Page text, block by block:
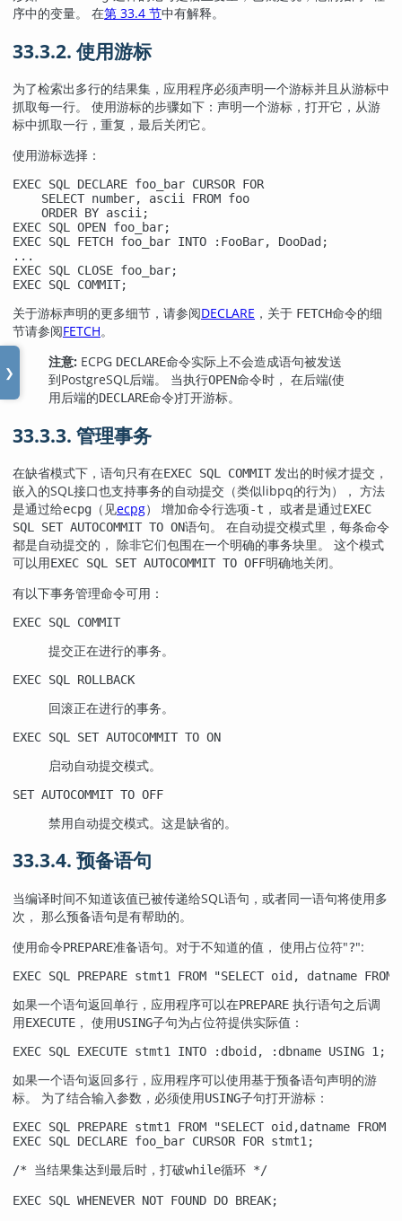
❯
序中的变量。 在第 33.4 节中有解释。
33.3.2. 使用游标
为了检索出多行的结果集，应用程序必须声明一个游标并且从游标中
抓取每一行。 使用游标的步骤如下：声明一个游标，打开它，从游
标中抓取一行，重复，最后关闭它。
使用游标选择：
EXEC SQL DECLARE foo_bar CURSOR FOR
    SELECT number, ascii FROM foo
    ORDER BY ascii;
EXEC SQL OPEN foo_bar;
EXEC SQL FETCH foo_bar INTO :FooBar, DooDad;
...
EXEC SQL CLOSE foo_bar;
EXEC SQL COMMIT;
关于游标声明的更多细节，请参阅DECLARE ，关于 FETCH命令的细
节请参阅FETCH。
注意: ECPG DECLARE命令实际上不会造成语句被发送
到PostgreSQL后端。 当执行OPEN命令时， 在后端(使
用后端的DECLARE命令)打开游标。
33.3.3. 管理事务
在缺省模式下，语句只有在EXEC SQL COMMIT 发出的时候才提交，
嵌入的SQL接口也支持事务的自动提交（类似libpq的行为）， 方法
是通过给ecpg （见ecpg） 增加命令行选项-t ， 或者是通过EXEC
SQL SET AUTOCOMMIT TO ON语句。 在自动提交模式里，每条命令
都是自动提交的， 除非它们包围在一个明确的事务块里。 这个模式
可以用EXEC SQL SET AUTOCOMMIT TO OFF明确地关闭。
有以下事务管理命令可用：
EXEC SQL COMMIT
提交正在进行的事务。
EXEC SQL ROLLBACK
回滚正在进行的事务。
EXEC SQL SET AUTOCOMMIT TO ON
启动自动提交模式。
SET AUTOCOMMIT TO OFF
禁用自动提交模式。这是缺省的。
33.3.4. 预备语句
当编译时间不知道该值已被传递给SQL语句，或者同一语句将使用多
次， 那么预备语句是有帮助的。
使用命令PREPARE准备语句。对于不知道的值， 使用占位符"?":
EXEC SQL PREPARE stmt1 FROM "SELECT oid, datname
如果一个语句返回单行，应用程序可以在PREPARE 执行语句之后调
用EXECUTE ， 使用USING子句为占位符提供实际值：
EXEC SQL EXECUTE stmt1 INTO :dboid, :dbname USING 1;
如果一个语句返回多行，应用程序可以使用基于预备语句声明的游
标。 为了结合输入参数，必须使用USING子句打开游标：
EXEC SQL PREPARE stmt1 FROM "SELECT oid,datname
EXEC SQL DECLARE foo_bar CURSOR FOR stmt1;
/* 当结果集达到最后时，打破while循环 */
EXEC SQL WHENEVER NOT FOUND DO BREAK;